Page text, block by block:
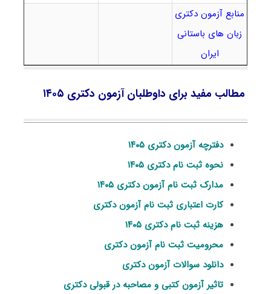
منابع آزمون دکتری
زبان های باستانی
ایران
مطالب مفید برای داوطلبان آزمون دکتری ۱۴۰۵
دفترچه آزمون دکتری ۱۴۰۵
نحوه ثبت نام دکتری ۱۴۰۵
مدارک ثبت نام آزمون دکتری ۱۴۰۵
کارت اعتباری ثبت نام آزمون دکتری
هزینه ثبت نام دکتری ۱۴۰۵
محرومیت ثبت نام آزمون دکتری
دانلود سوالات آزمون دکتری
تاثیر آزمون کتبی و مصاحبه در قبولی دکتری